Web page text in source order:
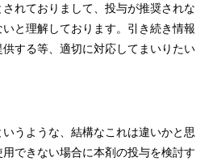
れておりまして、投与が推奨されな
と理解しております。引き続き情報
する等、適切に対応してまいりたい
うような、結構なこれは違いかと思
できない場合に本剤の投与を検討す